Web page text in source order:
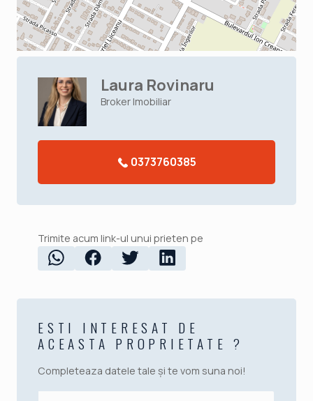
Laura Rovinaru
Broker Imobiliar
0373760385
Trimite acum link-ul unui prieten pe
ESTI INTERESAT DE
ACEASTA PROPRIETATE ?
Completeaza datele tale și te vom suna noi!